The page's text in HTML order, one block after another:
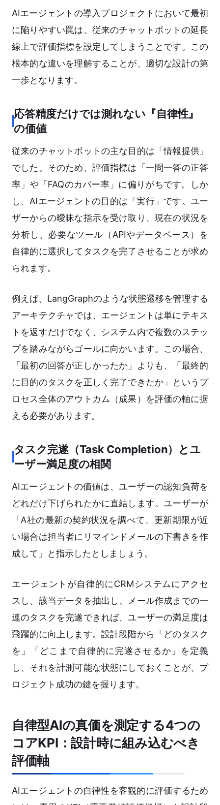
AIエージェントの導入プロジェクトにおいて最初
に陥りやすい罠は、従来のチャットボットの延長
線上で評価指標を設定してしまうことです。この
根本的な違いを理解することが、適切な設計の第
一歩となります。
応答精度だけでは測れない『自律性』
の価値
従来のチャットボットの主な目的は「情報提供」
でした。そのため、評価指標は「一問一答の正答
率」や「FAQのカバー率」に偏りがちです。しか
し、AIエージェントの目的は「実行」です。ユー
ザーからの曖昧な指示を受け取り、現在の状況を
分析し、必要なツール（APIやデータベース）を
自律的に選択してタスクを完了させることが求め
られます。
例えば、LangGraphのような状態遷移を管理する
アーキテクチャでは、エージェントは単にテキス
トを返すだけでなく、システム内で複数のステッ
プを踏みながらゴールに向かいます。この場合、
「最初の回答が正しかったか」よりも、「最終的
に目的のタスクを正しく完了できたか」というプ
ロセス全体のアウトカム（成果）を評価の軸に据
える必要があります。
タスク完遂（Task Completion）とユ
ーザー満足度の相関
AIエージェントの価値は、ユーザーの認知負荷を
どれだけ下げられたかに直結します。ユーザーが
「A社の最新の契約状況を調べて、更新期限が近
い場合は担当者にリマインドメールの下書きを作
成して」と指示したとしましょう。
エージェントが自律的にCRMシステムにアクセ
スし、該当データを抽出し、メール作成までの一
連のタスクを完遂できれば、ユーザーの満足度は
飛躍的に向上します。設計段階から「どのタスク
を」「どこまで自律的に完遂させるか」を定義
し、それを計測可能な状態にしておくことが、プ
ロジェクト成功の鍵を握ります。
自律型AIの真価を測定する4つの
コアKPI：設計時に組み込むべき
評価軸
AIエージェントの自律性を客観的に評価するため